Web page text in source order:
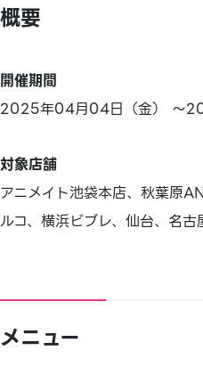
概要
開催期間
2025年04月04日（金） ～
対象店舗
アニメイト池袋本店、秋葉原
ルコ、横浜ビブレ、仙台、名
メニュー